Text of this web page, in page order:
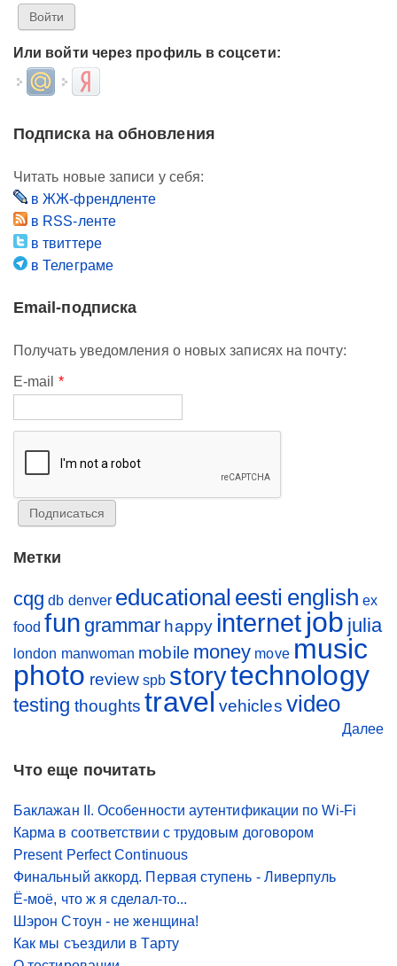
Или войти через профиль в соцсети:
Login with Mail.ruLogin with Яндекс
Подписка на обновления
Читать новые записи у себя:
в ЖЖ-френдленте
в RSS-ленте
в твиттере
в Телеграме
Email-подписка
Получать уведомления о новых записях на почту:
E-mail *
Метки
cqg db denver educational eesti english ex
food fun grammar happy internet job julia
london manwoman mobile money move music
photo review spb storytechnology
testing thoughts travel vehicles video
Далее
Что еще почитать
Баклажан II. Особенности аутентификации по Wi-Fi
Карма в соответствии с трудовым договором
Present Perfect Continuous
Финальный аккорд. Первая ступень - Ливерпуль
Ё-моё, что ж я сделал-то...
Шэрон Стоун - не женщина!
Как мы съездили в Тарту